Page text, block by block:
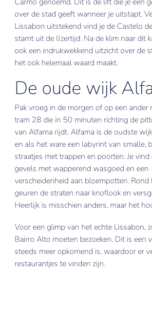
over de stad geeft wanneer je uitstapt.
Lissabon uitstekend vind je de Castelo
stamt uit de IJzertijd. Na de klim naar dit
ook een indrukwekkend uitzicht over de
het ook helemaal waard maakt.
De oude wijk
Pak vroeg in de morgen of op een
tram 28 die in 50 minuten richting de
van Alfama rijdt. Alfama is de oudste
en als het ware een labyrint van smalle,
straatjes met trappen en poorten. Je vind
gevels met wapperend wasgoed en een
verscheidenheid aan bloempotten.
geuren de straten naar knoflook en
Heerlijk is misschien anders, maar het
Voor een glimp van het echte Lissabon,
Bairro Alto moeten bezoeken. Dit is een
steeds meer opkomend is, waardoor er
restaurantjes te vinden zijn.